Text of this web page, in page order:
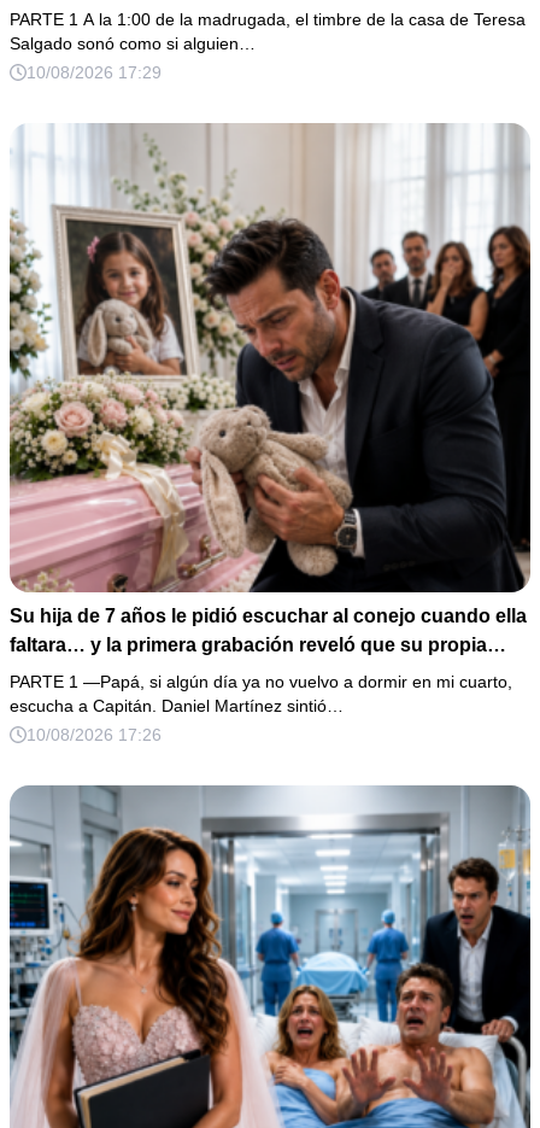
homicidios
PARTE 1 A la 1:00 de la madrugada, el timbre de la casa de Teresa
Salgado sonó como si alguien…
10/08/2026 17:29
Su hija de 7 años le pidió escuchar al conejo cuando ella
faltara… y la primera grabación reveló que su propia
familia ganaba dinero con su enfermedad
PARTE 1 —Papá, si algún día ya no vuelvo a dormir en mi cuarto,
escucha a Capitán. Daniel Martínez sintió…
10/08/2026 17:26